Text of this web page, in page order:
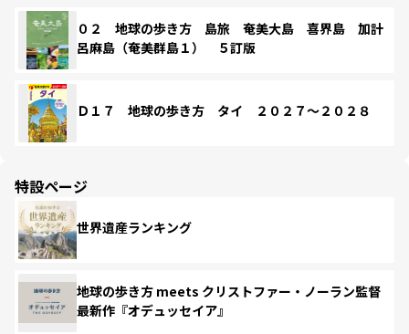
０２ 地球の歩き方 島旅 奄美大島 喜界島 加計
呂麻島（奄美群島１） ５訂版
Ｄ１７ 地球の歩き方 タイ ２０２７～２０２８
特設ページ
世界遺産ランキング
地球の歩き方 meets クリストファー・ノーラン監督
最新作『オデュッセイア』